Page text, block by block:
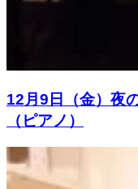
12月9日（金）夜
（ピアノ）